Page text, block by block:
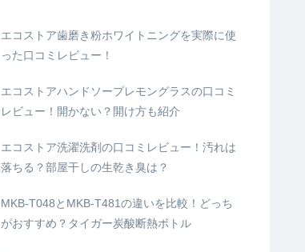
エコストア歯磨き粉ホワイトニングを実際に使
った口コミレビュー！
エコストアハンドソープレモングラスの口コミ
レビュー！開かない？開け方も紹介
エコストア洗濯洗剤の口コミレビュー！汚れは
落ちる？部屋干しの生乾き臭は？
MKB-T048とMKB-T481の違いを比較！どっち
がおすすめ？タイガー炭酸断熱ボトル